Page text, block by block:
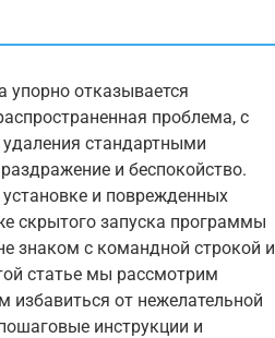
упорно отказывается
проблема, с
стандартными
и беспокойство.
и поврежденных
скрытого запуска программы
знаком с командной строкой и
статье мы рассмотрим
от нежелательной
инструкции и